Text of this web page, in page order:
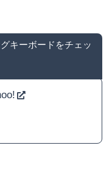
キーボードをチェッ